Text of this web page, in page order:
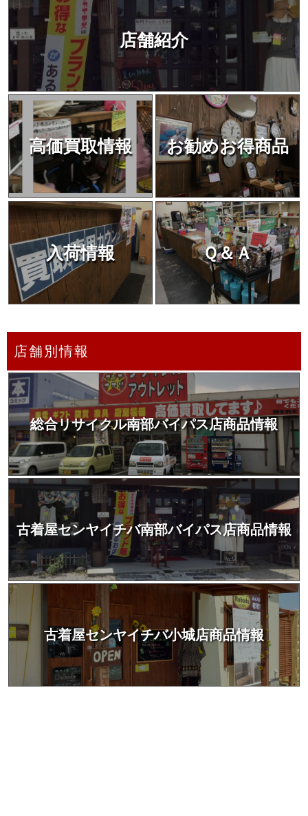
店舗紹介
高価買取情報 お勧めお得商品
入荷情報 Ｑ＆Ａ
店舗別情報
総合リサイクル南部バイパス店商品情報
古着屋センヤイチバ南部バイパス店商品情報
古着屋センヤイチバ小城店商品情報